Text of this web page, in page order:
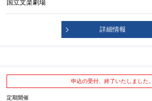
国立文楽劇場
詳細情報
申込の受付、終了いたしました。
定期開催